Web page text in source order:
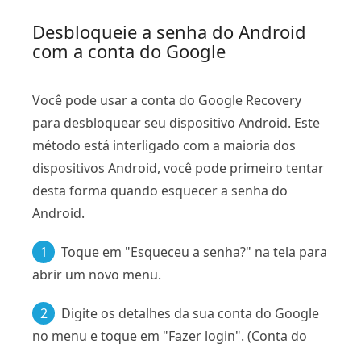
Desbloqueie a senha do Android
com a conta do Google
Você pode usar a conta do Google Recovery
para desbloquear seu dispositivo Android. Este
método está interligado com a maioria dos
dispositivos Android, você pode primeiro tentar
desta forma quando esquecer a senha do
Android.
1
Toque em "Esqueceu a senha?" na tela para
abrir um novo menu.
2
Digite os detalhes da sua conta do Google
no menu e toque em "Fazer login". (Conta do